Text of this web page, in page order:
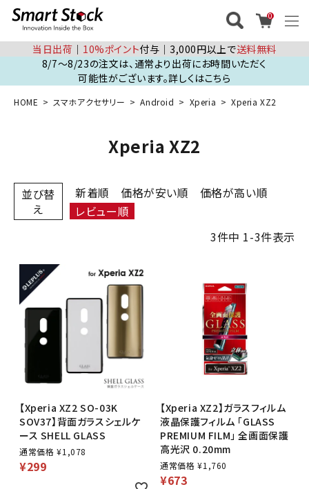
0
当日出荷 │ 10%ポイント付与│3,000円以上で送料無料
8/7～8/23の注文は、通常より出荷にお時間いただく
可能性がございます。詳しくはこちら
HOME スマホアクセサリー Android Xperia Xperia XZ2
Xperia XZ2
並び替
え
新着順 価格が安い順
価格が高い順
レビュー順
3件中 1-3件表示
【Xperia XZ2 SO-03K
SOV37】背面ガラスシェルケ
ース SHELL GLASS
通常価格 ¥1,078
¥299
【Xperia XZ2】ガラスフィルム
液晶保護フィルム 「GLASS
PREMIUM FILM」 全画面保護
高光沢 0.20mm
通常価格 ¥1,760
¥673